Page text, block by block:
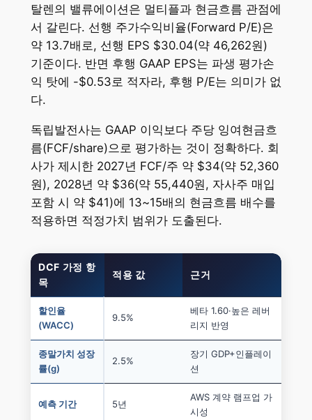
탈렌의 밸류에이션은 멀티플과 현금흐름 관점에
서 갈린다. 선행 주가수익비율(Forward P/E)은
약 13.7배로, 선행 EPS $30.04(약 46,262원)
기준이다. 반면 후행 GAAP EPS는 파생 평가손
익 탓에 -$0.53로 적자라, 후행 P/E는 의미가 없
다.
독립발전사는 GAAP 이익보다 주당 잉여현금흐
름(FCF/share)으로 평가하는 것이 정확하다. 회
사가 제시한 2027년 FCF/주 약 $34(약 52,360
원), 2028년 약 $36(약 55,440원, 자사주 매입
포함 시 약 $41)에 13~15배의 현금흐름 배수를
적용하면 적정가치 범위가 도출된다.
DCF 가정 항
목
적용 값 근거
할인율
(WACC)
9.5%
베타 1.60·높은 레버
리지 반영
종말가치 성장
률(g)
2.5%
장기 GDP+인플레이
션
예측 기간 5년
AWS 계약 램프업 가
시성